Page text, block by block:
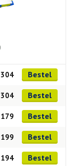
304 Bestel
304 Bestel
179 Bestel
199 Bestel
194 Bestel